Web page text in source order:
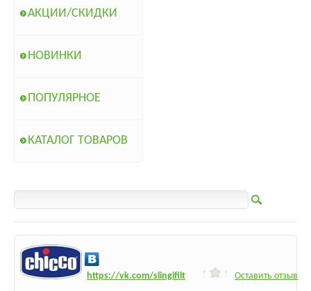
АКЦИИ/СКИДКИ
НОВИНКИ
ПОПУЛЯРНОЕ
КАТАЛОГ ТОВАРОВ
https://vk.com/slingifilt Оставить отзыв